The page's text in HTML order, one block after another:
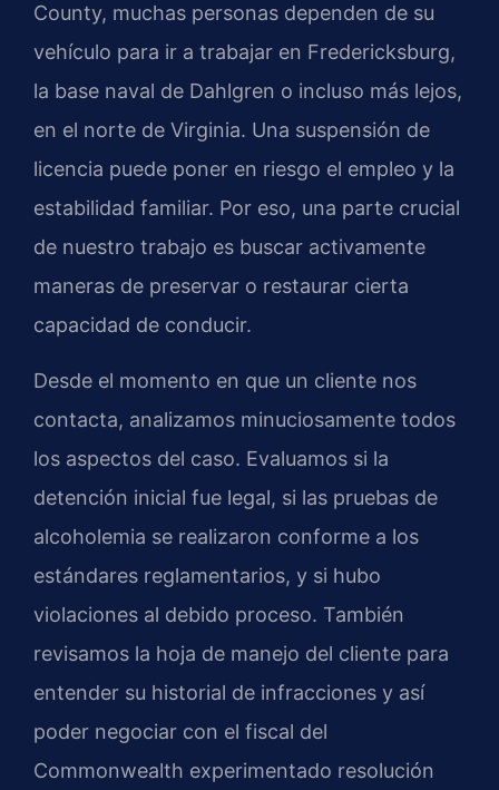
County, muchas personas dependen de su
vehículo para ir a trabajar en Fredericksburg,
la base naval de Dahlgren o incluso más lejos,
en el norte de Virginia. Una suspensión de
licencia puede poner en riesgo el empleo y la
estabilidad familiar. Por eso, una parte crucial
de nuestro trabajo es buscar activamente
maneras de preservar o restaurar cierta
capacidad de conducir.
Desde el momento en que un cliente nos
contacta, analizamos minuciosamente todos
los aspectos del caso. Evaluamos si la
detención inicial fue legal, si las pruebas de
alcoholemia se realizaron conforme a los
estándares reglamentarios, y si hubo
violaciones al debido proceso. También
revisamos la hoja de manejo del cliente para
entender su historial de infracciones y así
poder negociar con el fiscal del
Commonwealth experimentado resolución